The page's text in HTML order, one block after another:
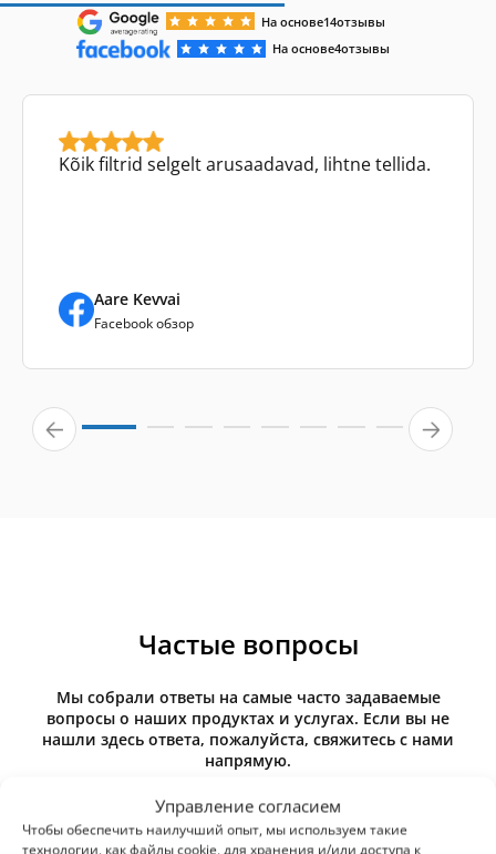
Управление согласием
Чтобы обеспечить наилучший опыт, мы используем такие
технологии, как файлы cookie, для хранения и/или доступа к
На основе14отзывы
На основе4отзывы
Kõik filtrid selgelt arusaadavad, lihtne tellida.
Aare Kevvai
Facebook обзор
Частые вопросы
Мы собрали ответы на самые часто задаваемые
вопросы о наших продуктах и услугах. Если вы не
нашли здесь ответа, пожалуйста, свяжитесь с нами
напрямую.